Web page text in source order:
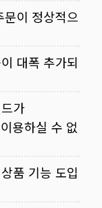
이 정상적으
대폭 추가되
가
용하실 수 없
품 기능 도입